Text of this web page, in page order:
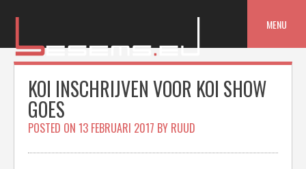
MENU
KOI INSCHRIJVEN VOOR KOI SHOW
GOES
POSTED ON 13 FEBRUARI 2017 BY RUUD